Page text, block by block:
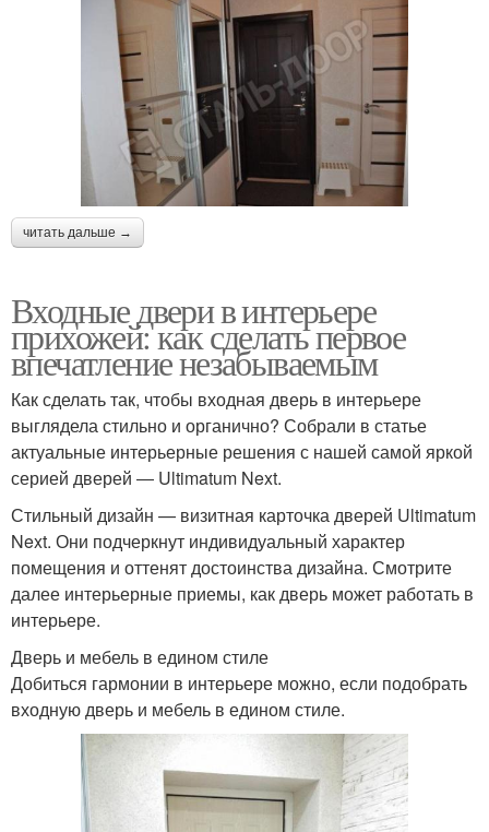
читать дальше →
Входные двери в интерьере
прихожей: как сделать первое
впечатление незабываемым
Как сделать так, чтобы входная дверь в интерьере
выглядела стильно и органично? Собрали в статье
актуальные интерьерные решения с нашей самой яркой
серией дверей ― Ultimatum Next.
Стильный дизайн — визитная карточка дверей Ultimatum
Next. Они подчеркнут индивидуальный характер
помещения и оттенят достоинства дизайна. Смотрите
далее интерьерные приемы, как дверь может работать в
интерьере.
Дверь и мебель в едином стиле
Добиться гармонии в интерьере можно, если подобрать
входную дверь и мебель в едином стиле.